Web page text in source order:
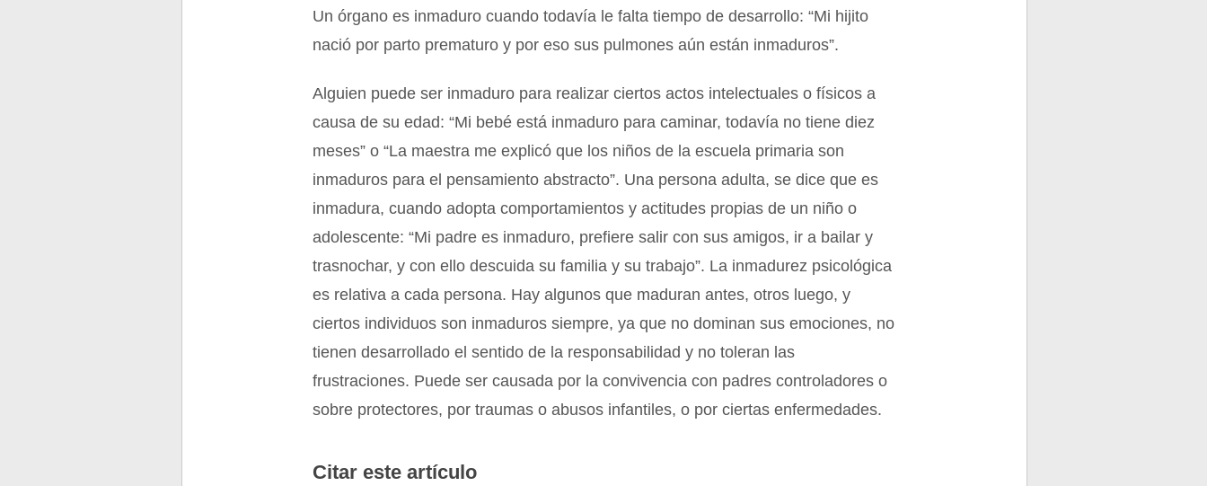
Un órgano es inmaduro cuando todavía le falta tiempo de desarrollo: “Mi hijito
nació por parto prematuro y por eso sus pulmones aún están inmaduros”.
Alguien puede ser inmaduro para realizar ciertos actos intelectuales o físicos a
causa de su edad: “Mi bebé está inmaduro para caminar, todavía no tiene diez
meses” o “La maestra me explicó que los niños de la escuela primaria son
inmaduros para el pensamiento abstracto”. Una persona adulta, se dice que es
inmadura, cuando adopta comportamientos y actitudes propias de un niño o
adolescente: “Mi padre es inmaduro, prefiere salir con sus amigos, ir a bailar y
trasnochar, y con ello descuida su familia y su trabajo”. La inmadurez psicológica
es relativa a cada persona. Hay algunos que maduran antes, otros luego, y
ciertos individuos son inmaduros siempre, ya que no dominan sus emociones, no
tienen desarrollado el sentido de la responsabilidad y no toleran las
frustraciones. Puede ser causada por la convivencia con padres controladores o
sobre protectores, por traumas o abusos infantiles, o por ciertas enfermedades.
Citar este artículo